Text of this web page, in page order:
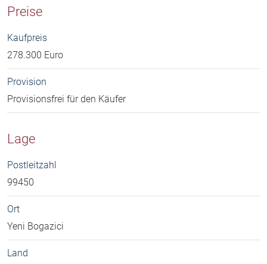
Preise
Kaufpreis
278.300 Euro
Provision
Provisionsfrei für den Käufer
Lage
Postleitzahl
99450
Ort
Yeni Bogazici
Land